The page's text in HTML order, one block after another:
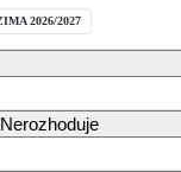
2026/2027
Nerozhoduje